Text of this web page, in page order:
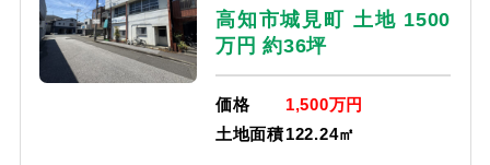
高知市城見町 土地 1500
万円 約36坪
価格
1,500万円
土地面積122.24㎡